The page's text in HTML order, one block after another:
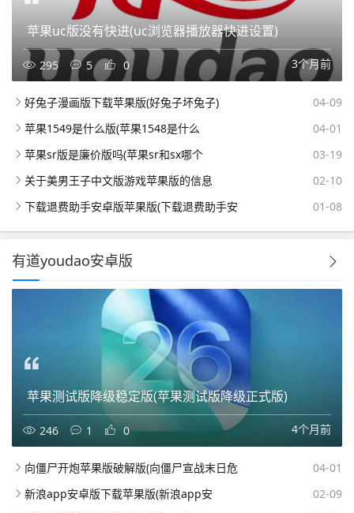
苹果uc版没有快进(uc浏览器播放器快进设置)
295 5 0 3个月前
好兔子漫画版下载苹果版(好兔子坏兔子)
04-09
苹果1549是什么版(苹果1548是什么
04-01
苹果sr版是廉价版吗(苹果sr和sx哪个
03-19
关于美男王子中文版游戏苹果版的信息
02-10
下载退费助手安卓版苹果版(下载退费助手安
01-08
有道youdao安卓版
苹果测试版降级稳定版(苹果测试版降级正式版)
246 1 0 4个月前
向僵尸开炮苹果版破解版(向僵尸宣战末日危
04-01
新浪app安卓版下载苹果版(新浪app安
02-09